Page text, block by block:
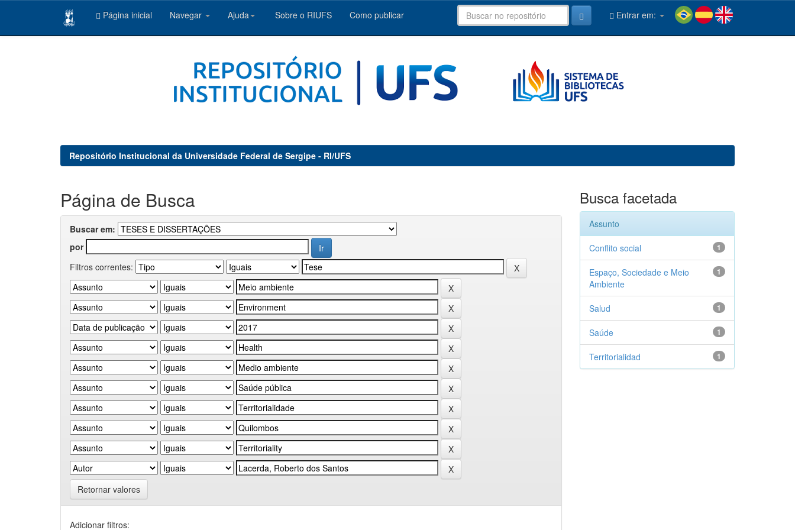
Página inicial Navegar Ajuda Sobre o RIUFS Como publicar Entrar em:
Repositório Institucional da Universidade Federal de Sergipe - RI/UFS
Página de Busca
Buscar em:
por
Filtros correntes:
Retornar valores
Adicionar filtros:
Busca facetada
Assunto
1
Conflito social
1
Espaço, Sociedade e Meio
Ambiente
1
Salud
1
Saúde
1
Territorialidad